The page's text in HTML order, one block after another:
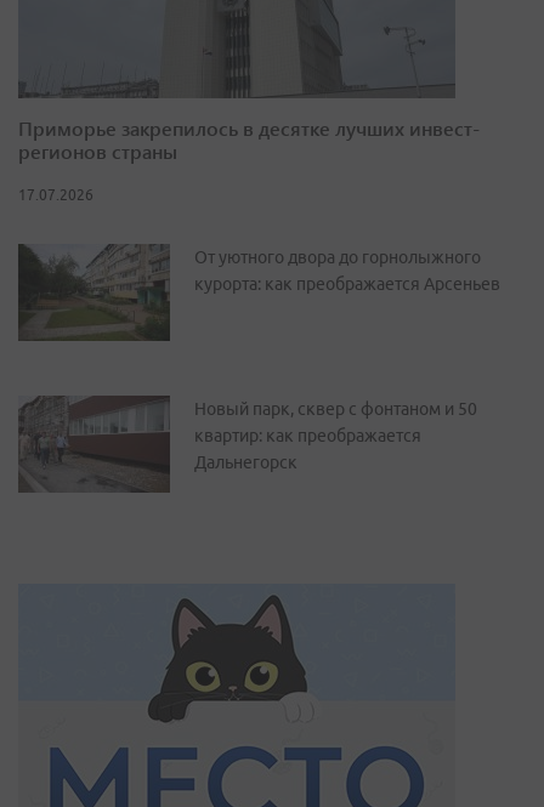
Приморье закрепилось в десятке лучших инвест-
регионов страны
17.07.2026
От уютного двора до горнолыжного
курорта: как преображается Арсеньев
Новый парк, сквер с фонтаном и 50
квартир: как преображается
Дальнегорск